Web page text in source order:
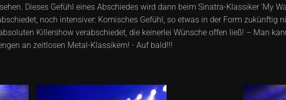
Dieses Gefühl eines Abschiedes wird dann beim Sinatra-Klassiker 'My
noch intensiver: Komisches Gefühl, so etwas in der Form zukünftig
Killershow verabschiedet, die keinerlei Wünsche offen ließ! – Man
an zeitlosen Metal-Klassikern! - Auf bald!!!